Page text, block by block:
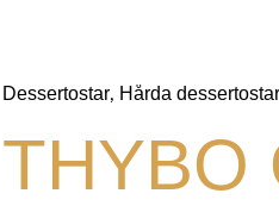
Dessertostar, Hårda dessertostar
THYBO